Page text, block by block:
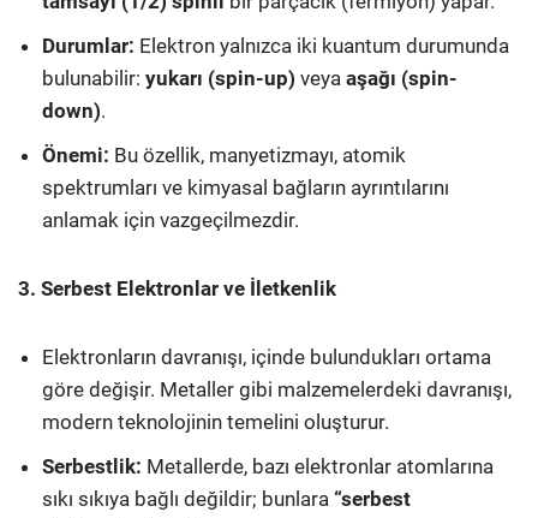
Durumlar: Elektron yalnızca iki kuantum durumunda
bulunabilir: yukarı (spin-up) veya aşağı (spin-
down).
Önemi: Bu özellik, manyetizmayı, atomik
spektrumları ve kimyasal bağların ayrıntılarını
anlamak için vazgeçilmezdir.
3. Serbest Elektronlar ve İletkenlik
Elektronların davranışı, içinde bulundukları ortama
göre değişir. Metaller gibi malzemelerdeki davranışı,
modern teknolojinin temelini oluşturur.
Serbestlik: Metallerde, bazı elektronlar atomlarına
sıkı sıkıya bağlı değildir; bunlara “serbest